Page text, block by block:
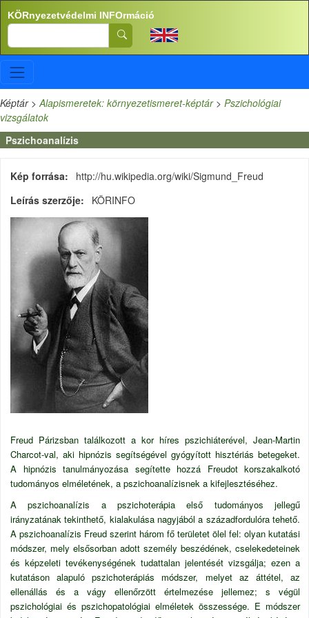
Ugrás a tartalomra
KÖRnyezetvédelmi INFOrmáció
Search
Képtár>Alapismeretek: környezetismeret-képtár> Pszichológiai
vizsgálatok
Pszichoanalízis
Kép forrása
http://hu.wikipedia.org/wiki/Sigmund_Freud
Leírás szerzője
KÖRINFO
Freud Párizsban találkozott a kor híres pszichiáterével, Jean-Martin
Charcot-val, aki hipnózis segítségével gyógyított hisztériás betegeket.
A hipnózis tanulmányozása segítette hozzá Freudot korszakalkotó
tudományos elméletének, a pszichoanalízisnek a kifejlesztéséhez.
A pszichoanalízis a pszichoterápia első tudományos jellegű
irányzatának tekinthető, kialakulása nagyjából a századfordulóra tehető.
A pszichoanalízis Freud szerint három fő területet ölel fel: olyan kutatási
módszer, mely elsősorban adott személy beszédének, cselekedeteinek
és képzeleti tevékenységének tudattalan jelentését vizsgálja; ezen a
kutatáson alapuló pszichoterápiás módszer, melyet az áttétel, az
ellenállás és a vágy ellenőrzött értelmezése jellemez; s végül
pszichológiai és pszichopatológiai elméletek összessége. E módszer